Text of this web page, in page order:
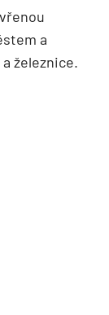
a
železnice.